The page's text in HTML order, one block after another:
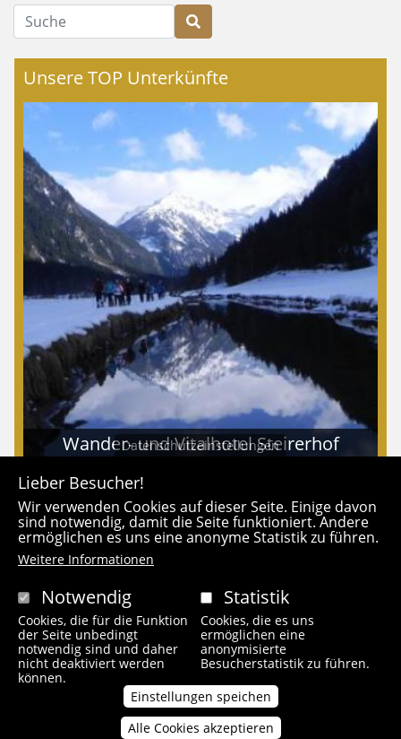
Suche
Unsere TOP Unterkünfte
Wander- und Vitalhotel Steirerhof
Werbung
Datenschutzeinstellungen
Lieber Besucher!
Wir verwenden Cookies auf dieser Seite. Einige davon
sind notwendig, damit die Seite funktioniert. Andere
ermöglichen es uns eine anonyme Statistik zu führen.
Weitere Informationen
Notwendig
Cookies, die für die Funktion
der Seite unbedingt
notwendig sind und daher
nicht deaktiviert werden
können.
Statistik
Cookies, die es uns
ermöglichen eine
anonymisierte
Besucherstatistik zu führen.
Einstellungen speichen
Alle Cookies akzeptieren